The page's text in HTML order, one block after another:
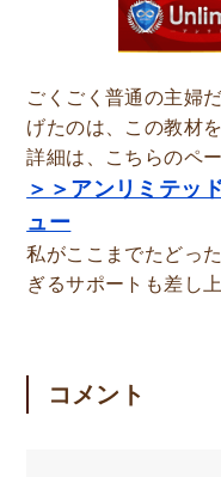
ごくごく普通の主婦
げたのは、この教材
詳細は、こちらのペ
＞＞アンリミテッ
ュー
私がここまでたどっ
ぎるサポートも差し
コメント